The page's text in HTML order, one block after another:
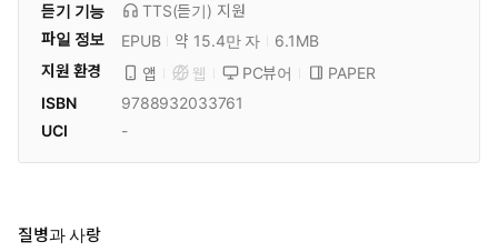
듣기 기능
TTS(듣기) 지원
파일 정보
EPUB 약 15.4만 자
6.1MB
지원 환경
앱 웹 PC뷰어
PAPER
ISBN
9788932033761
UCI
-
질병과 사랑